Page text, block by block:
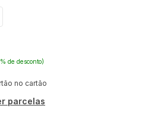
de desconto)
no cartão
parcelas